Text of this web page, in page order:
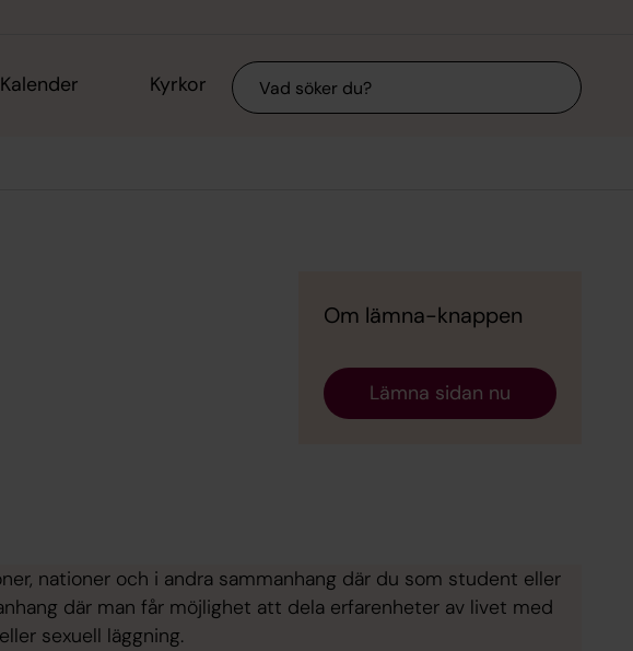
Kalender Kyrkor Sök
Om lämna-knappen
Lämna sidan nu
nationer och i andra sammanhang där du som student eller
där man får möjlighet att dela erfarenheter av livet med
sexuell läggning.